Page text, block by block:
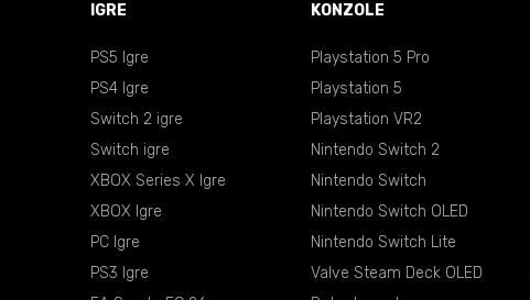
IGRE
PS5 Igre
PS4 Igre
Switch 2 igre
Switch igre
XBOX Series X Igre
XBOX Igre
PC Igre
PS3 Igre
KONZOLE
Playstation 5 Pro
Playstation 5
Playstation VR2
Nintendo Switch 2
Nintendo Switch
Nintendo Switch OLED
Nintendo Switch Lite
Valve Steam Deck OLED